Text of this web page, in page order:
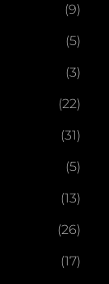
(9)
(5)
(3)
(22)
(31)
(5)
(13)
(26)
(17)